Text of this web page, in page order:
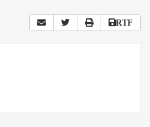
RTF